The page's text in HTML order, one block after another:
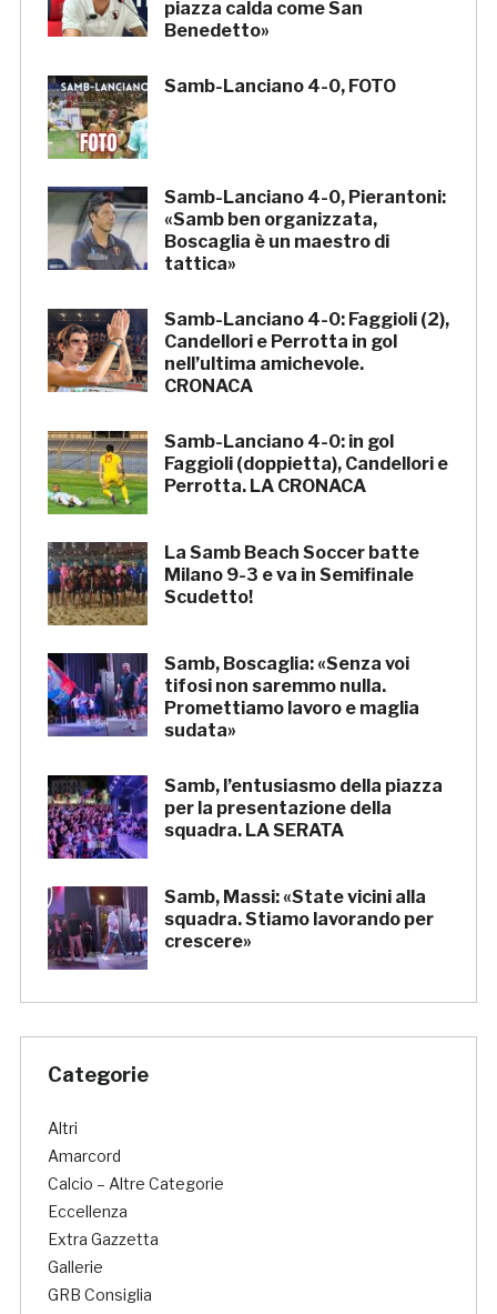
piazza calda come San
Benedetto»
Samb-Lanciano 4-0, FOTO
Samb-Lanciano 4-0, Pierantoni:
«Samb ben organizzata,
Boscaglia è un maestro di
tattica»
Samb-Lanciano 4-0: Faggioli (2),
Candellori e Perrotta in gol
nell’ultima amichevole.
CRONACA
Samb-Lanciano 4-0: in gol
Faggioli (doppietta), Candellori e
Perrotta. LA CRONACA
La Samb Beach Soccer batte
Milano 9-3 e va in Semifinale
Scudetto!
Samb, Boscaglia: «Senza voi
tifosi non saremmo nulla.
Promettiamo lavoro e maglia
sudata»
Samb, l’entusiasmo della piazza
per la presentazione della
squadra. LA SERATA
Samb, Massi: «State vicini alla
squadra. Stiamo lavorando per
crescere»
Categorie
Altri
Amarcord
Calcio – Altre Categorie
Eccellenza
Extra Gazzetta
Gallerie
GRB Consiglia